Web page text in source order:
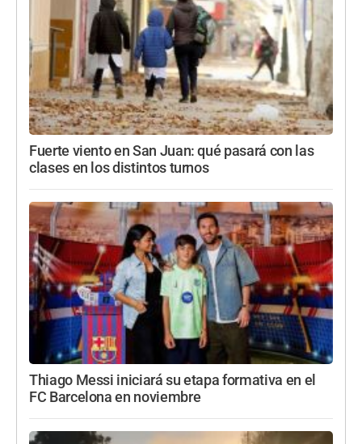
Fuerte viento en San Juan: qué pasará con las
clases en los distintos turnos
Thiago Messi iniciará su etapa formativa en el
FC Barcelona en noviembre